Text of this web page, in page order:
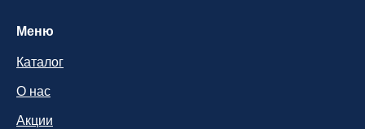
Меню
Каталог
О нас
Акции